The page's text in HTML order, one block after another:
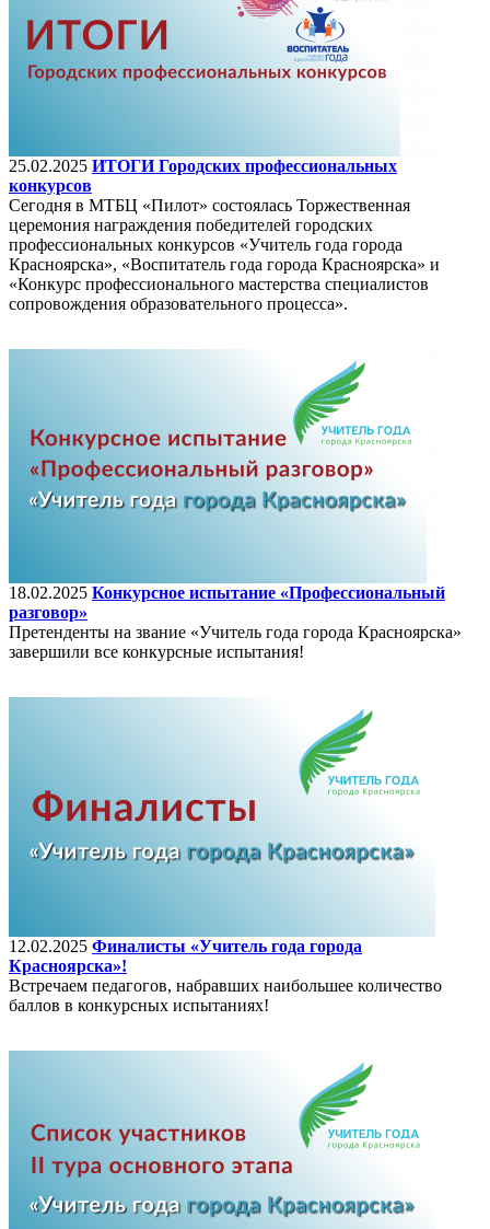
25.02.2025 ИТОГИ Городских профессиональных
конкурсов
Сегодня в МТБЦ «Пилот» состоялась Торжественная
церемония награждения победителей городских
профессиональных конкурсов «Учитель года города
Красноярска», «Воспитатель года города Красноярска» и
«Конкурс профессионального мастерства специалистов
сопровождения образовательного процесса».
18.02.2025 Конкурсное испытание «Профессиональный
разговор»
Претенденты на звание «Учитель года города Красноярска»
завершили все конкурсные испытания!
12.02.2025 Финалисты «Учитель года города
Красноярска»!
Встречаем педагогов, набравших наибольшее количество
баллов в конкурсных испытаниях!